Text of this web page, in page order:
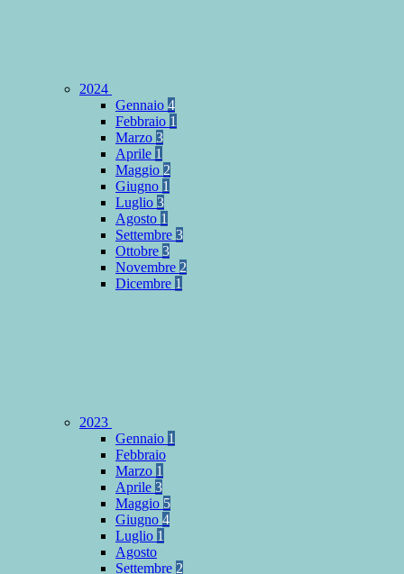
2024
Gennaio 4
Febbraio 1
Marzo 3
Aprile 1
Maggio 2
Giugno 1
Luglio 3
Agosto 1
Settembre 3
Ottobre 3
Novembre 2
Dicembre 1
2023
Gennaio 1
Febbraio
Marzo 1
Aprile 3
Maggio 5
Giugno 4
Luglio 1
Agosto
Settembre 2